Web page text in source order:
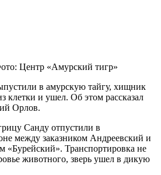
Центр «Амурский тигр»
в амурскую тайгу, хищник
клетки и ушел. Об этом рассказал
Орлов.
Санду отпустили в
между заказником Андреевский и
«Бурейский». Транспортировка не
животного, зверь ушел в дикую